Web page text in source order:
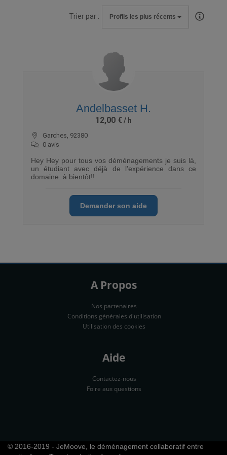
Trier par : Profils les plus récents
Andelbasset H.
12,00 €
Garches, 92380
0 avis
Hey Hey pour tous vos déménagements je suis là,
un étudiant avec déjà de l'expérience dans ce
domaine. à bientôt!!
Demander son aide
A Propos
Nos partenaires
Conditions générales d'utilisation
Utilisation des cookies
Aide
Contactez-nous
Foire aux questions
© 2016-2019 - JeMoove, le déménagement collaboratif entre